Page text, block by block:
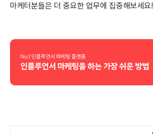
마케터분들은 더 중요한 업무에 집중해보세요!